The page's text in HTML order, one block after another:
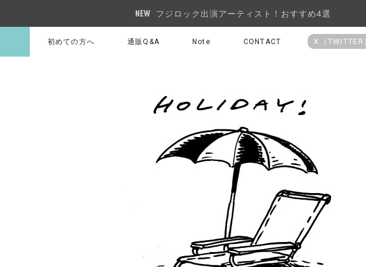
フジロック出演アーティスト！おすすめ4選
初めての方へ 通販Q&A Note CONTACT X（TWITTER